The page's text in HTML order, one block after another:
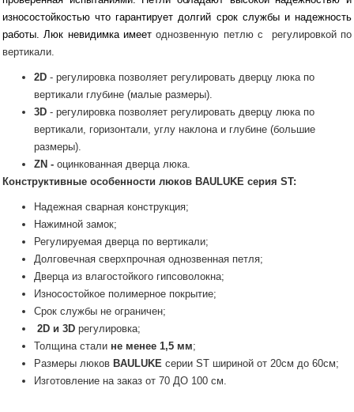
износостойкостью что гарантирует долгий срок службы и надежность
работы. Люк невидимка имеетоднозвенную петлю с регулировкой по
вертикали.
2D - регулировка позволяет регулировать дверцу люка по
вертикали глубине (малые размеры).
3D - регулировка позволяет регулировать дверцу люка по
вертикали, горизонтали, углу наклона и глубине (большие
размеры).
ZN - оцинкованная дверца люка.
Конструктивные особенности люков BAULUKE серия ST:
Надежная сварная конструкция;
Нажимной замок;
Регулируемая дверца по вертикали;
Долговечная сверхпрочная однозвенная петля;
Дверца из влагостойкого гипсоволокна;
Износостойкое полимерное покрытие;
Срок службы не ограничен;
2D и 3D регулировка;
Толщина стали не менее 1,5 мм;
Размеры люков BAULUKE серии SТ шириной от 20см до 60см;
Изготовление на заказ от 70 ДО 100 см.